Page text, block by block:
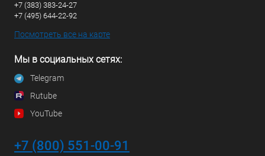
+7 (383) 383-24-27
+7 (495) 644-22-92
Посмотреть все на карте
Мы в социальных сетях:
Telegram
Rutube
YouTube
+7 (800) 551-00-91